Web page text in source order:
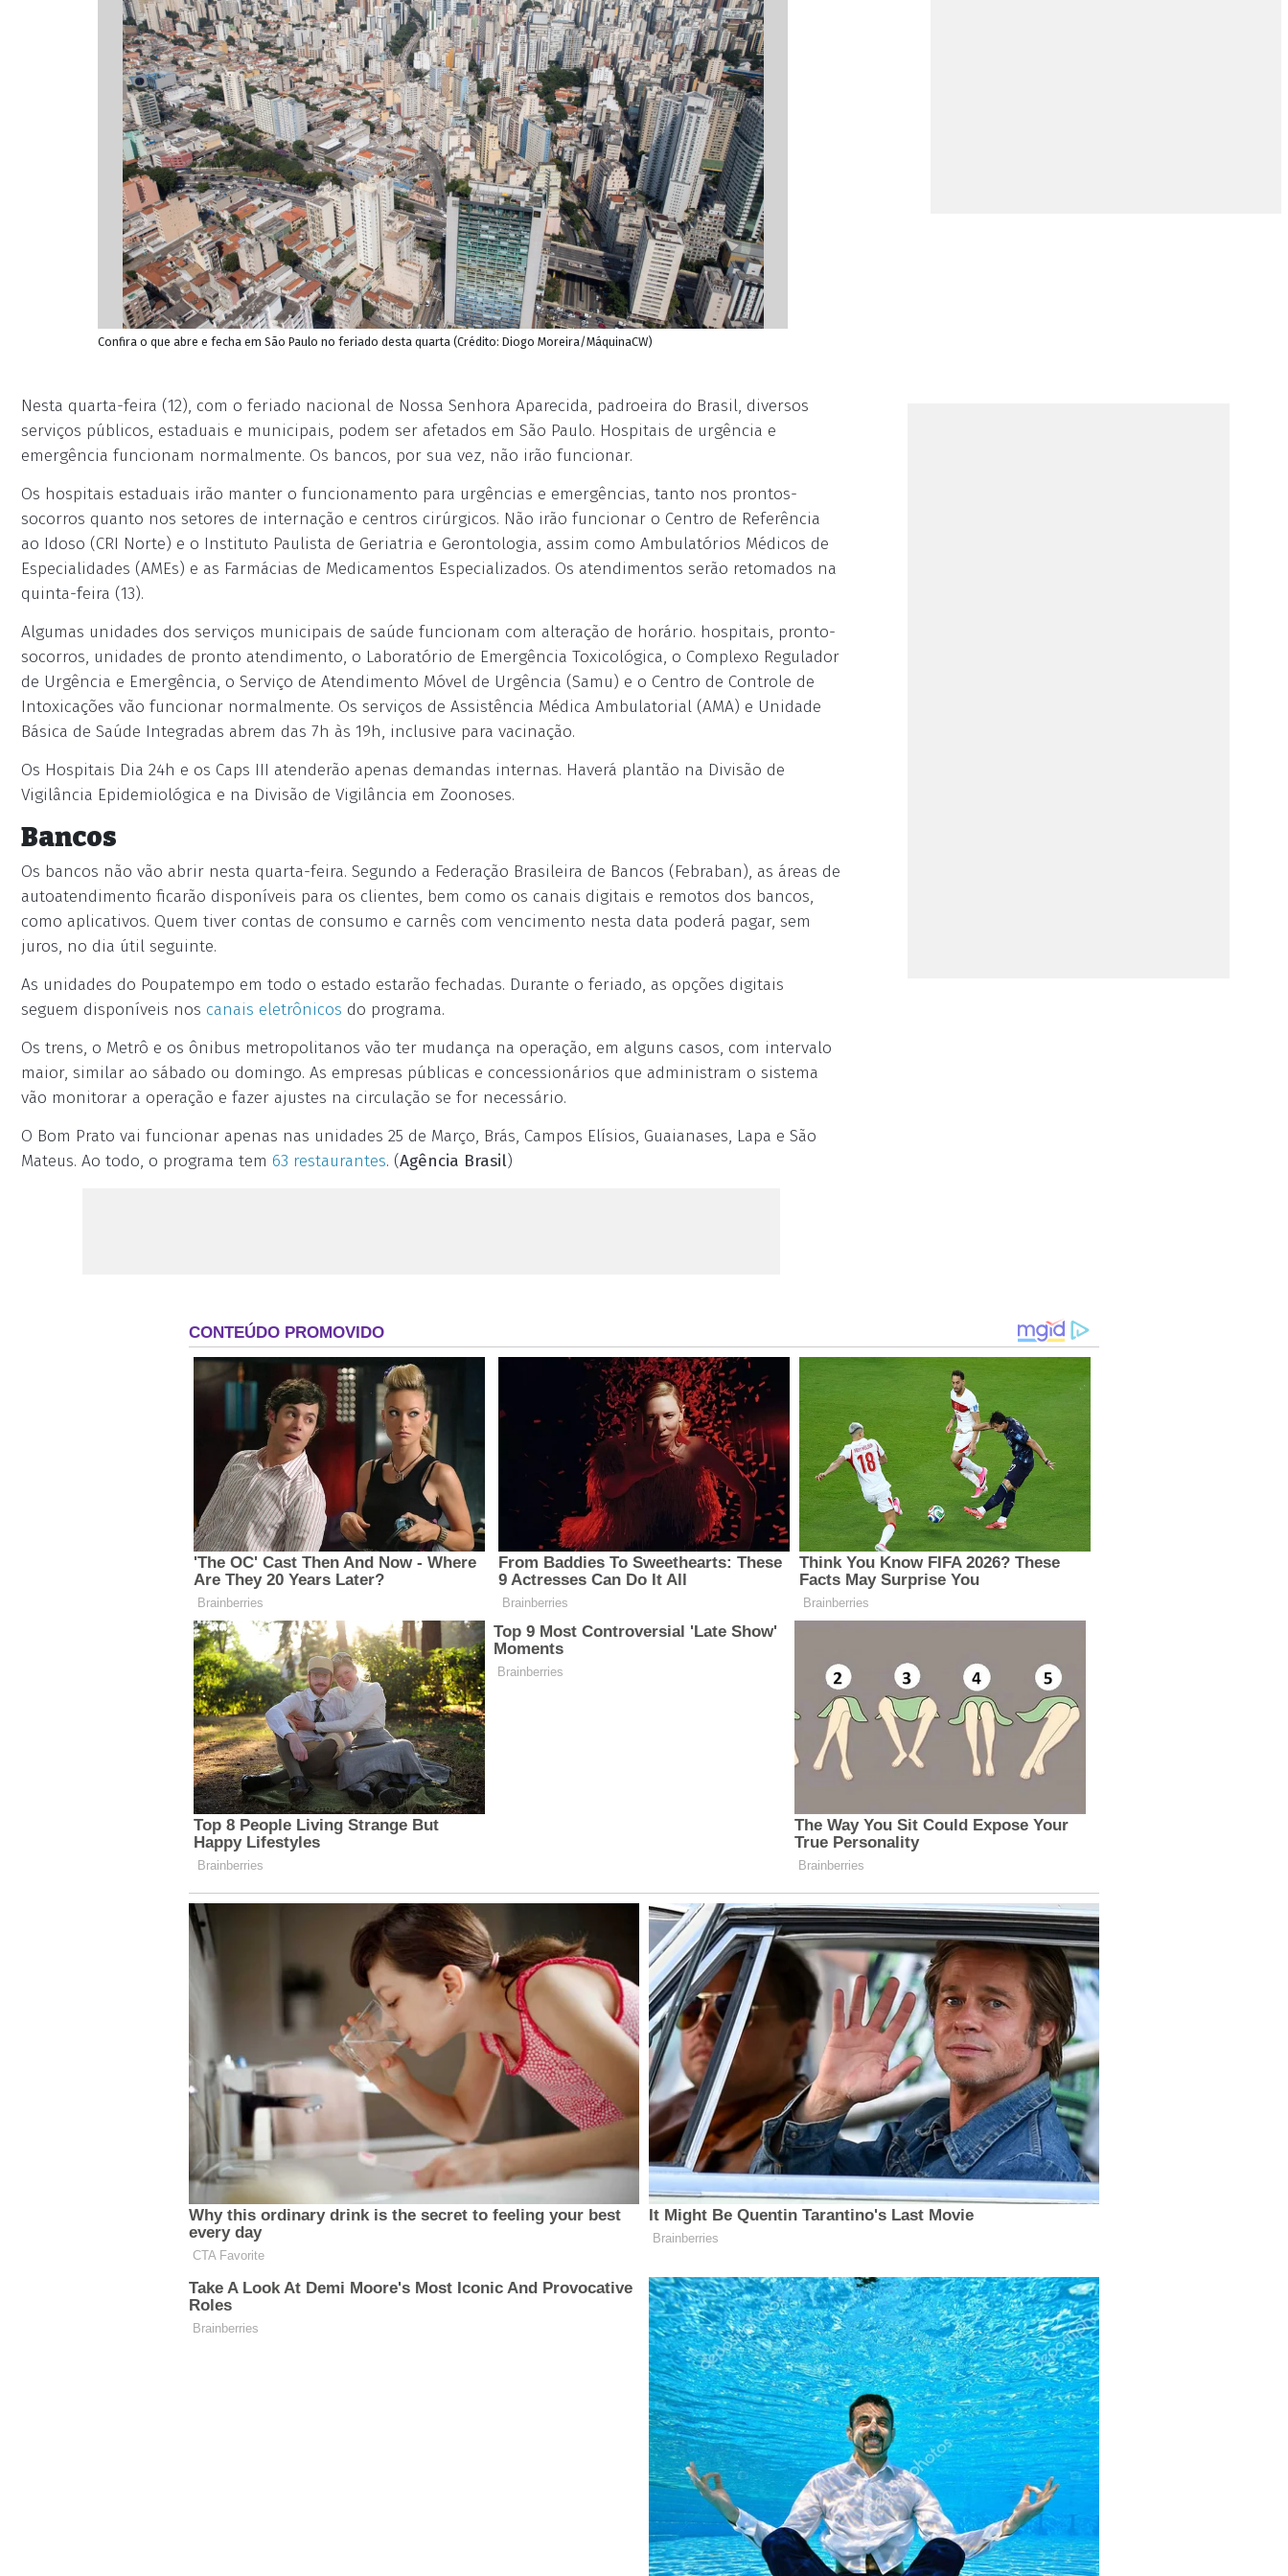
Confira o que abre e fecha em São Paulo no feriado desta quarta (Crédito: Diogo Moreira/MáquinaCW)
Nesta quarta-feira (12), com o feriado nacional de Nossa Senhora Aparecida, padroeira do Brasil, diversos
serviços públicos, estaduais e municipais, podem ser afetados em São Paulo. Hospitais de urgência e
emergência funcionam normalmente. Os bancos, por sua vez, não irão funcionar.
Os hospitais estaduais irão manter o funcionamento para urgências e emergências, tanto nos prontos-
socorros quanto nos setores de internação e centros cirúrgicos. Não irão funcionar o Centro de Referência
ao Idoso (CRI Norte) e o Instituto Paulista de Geriatria e Gerontologia, assim como Ambulatórios Médicos de
Especialidades (AMEs) e as Farmácias de Medicamentos Especializados. Os atendimentos serão retomados na
quinta-feira (13).
Algumas unidades dos serviços municipais de saúde funcionam com alteração de horário. hospitais, pronto-
socorros, unidades de pronto atendimento, o Laboratório de Emergência Toxicológica, o Complexo Regulador
de Urgência e Emergência, o Serviço de Atendimento Móvel de Urgência (Samu) e o Centro de Controle de
Intoxicações vão funcionar normalmente. Os serviços de Assistência Médica Ambulatorial (AMA) e Unidade
Básica de Saúde Integradas abrem das 7h às 19h, inclusive para vacinação.
Os Hospitais Dia 24h e os Caps III atenderão apenas demandas internas. Haverá plantão na Divisão de
Vigilância Epidemiológica e na Divisão de Vigilância em Zoonoses.
Bancos
Os bancos não vão abrir nesta quarta-feira. Segundo a Federação Brasileira de Bancos (Febraban), as áreas de
autoatendimento ficarão disponíveis para os clientes, bem como os canais digitais e remotos dos bancos,
como aplicativos. Quem tiver contas de consumo e carnês com vencimento nesta data poderá pagar, sem
juros, no dia útil seguinte.
As unidades do Poupatempo em todo o estado estarão fechadas. Durante o feriado, as opções digitais
seguem disponíveis nos canais eletrônicos do programa.
Os trens, o Metrô e os ônibus metropolitanos vão ter mudança na operação, em alguns casos, com intervalo
maior, similar ao sábado ou domingo. As empresas públicas e concessionários que administram o sistema
vão monitorar a operação e fazer ajustes na circulação se for necessário.
O Bom Prato vai funcionar apenas nas unidades 25 de Março, Brás, Campos Elísios, Guaianases, Lapa e São
Mateus. Ao todo, o programa tem 63 restaurantes. (Agência Brasil)